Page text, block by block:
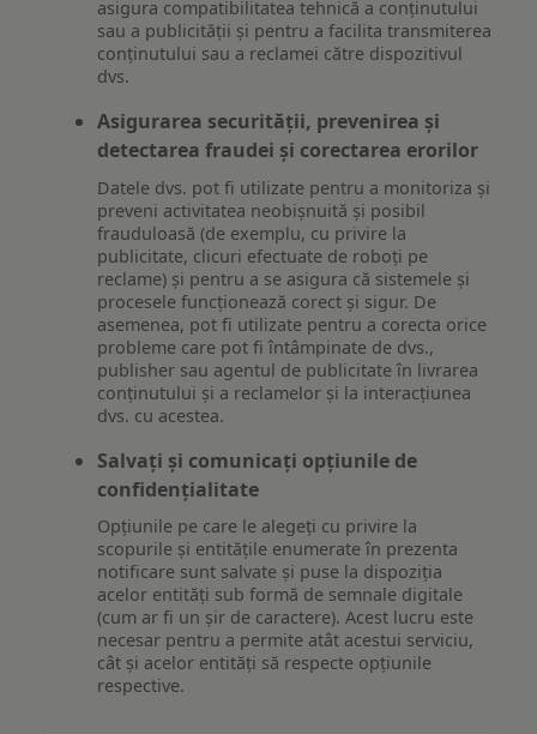
asigura compatibilitatea tehnică a conținutului
sau a publicității și pentru a facilita transmiterea
conținutului sau a reclamei către dispozitivul
dvs.
Asigurarea securității, prevenirea și
detectarea fraudei și corectarea erorilor
Datele dvs. pot fi utilizate pentru a monitoriza și
preveni activitatea neobișnuită și posibil
frauduloasă (de exemplu, cu privire la
publicitate, clicuri efectuate de roboți pe
reclame) și pentru a se asigura că sistemele și
procesele funcționează corect și sigur. De
asemenea, pot fi utilizate pentru a corecta orice
probleme care pot fi întâmpinate de dvs.,
publisher sau agentul de publicitate în livrarea
conținutului și a reclamelor și la interacțiunea
dvs. cu acestea.
Salvați și comunicați opțiunile de
confidențialitate
Opțiunile pe care le alegeți cu privire la
scopurile și entitățile enumerate în prezenta
notificare sunt salvate și puse la dispoziția
acelor entități sub formă de semnale digitale
(cum ar fi un șir de caractere). Acest lucru este
necesar pentru a permite atât acestui serviciu,
cât și acelor entități să respecte opțiunile
respective.